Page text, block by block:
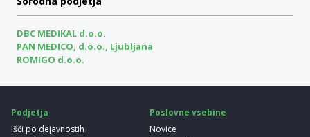
DBC MEDIKAL d.o.o.
PAN MEDICO, d.o.o., Ljubljana
ROMIGO d.o.o.
Podjetja
Išči po dejavnostih
Poslovne vsebine
Novice